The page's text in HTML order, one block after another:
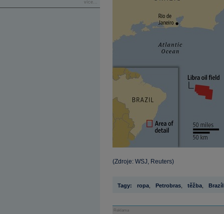
více...
(Zdroje: WSJ, Reuters)
Tagy: ropa Petrobras těžba
Reklama